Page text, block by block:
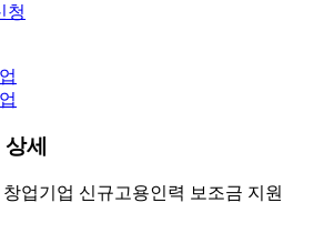
청
세
업기업 신규고용인력 보조금 지원